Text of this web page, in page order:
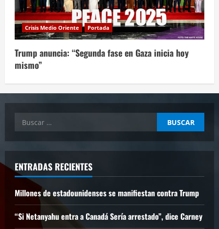
Crisis Medio Oriente Portada
Trump anuncia: “Segunda fase en Gaza inicia hoy
mismo”
Buscar:
ENTRADAS RECIENTES
Millones de estadounidenses se manifiestan contra Trump
“Si Netanyahu entra a Canadá Sería arrestado”, dice Carney